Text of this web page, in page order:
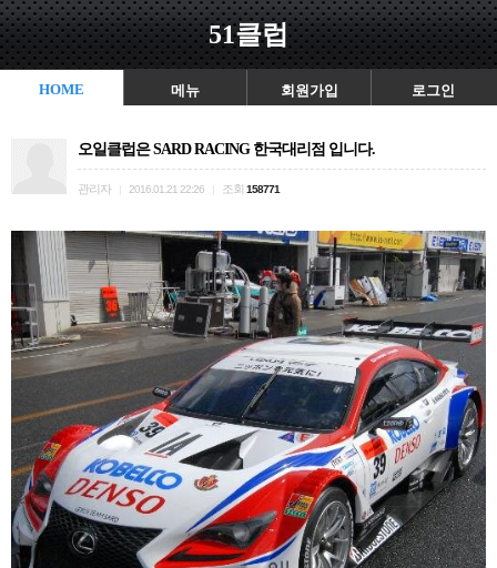
51클럽
HOME 메뉴 회원가입 로그인
오일클럽은 SARD RACING 한국대리점 입니다.
관리자 2016.01.21 22:26 조회 158771